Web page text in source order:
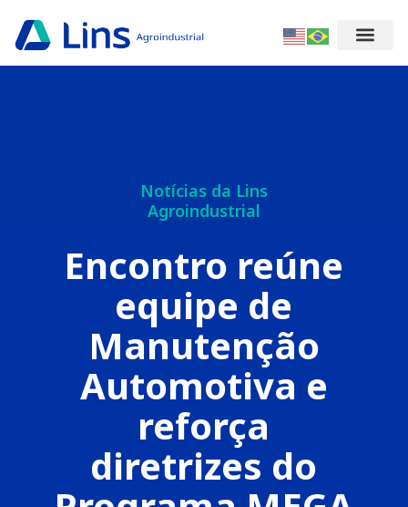
Notícias da Lins
Agroindustrial
Encontro reúne
equipe de
Manutenção
Automotiva e
reforça
diretrizes do